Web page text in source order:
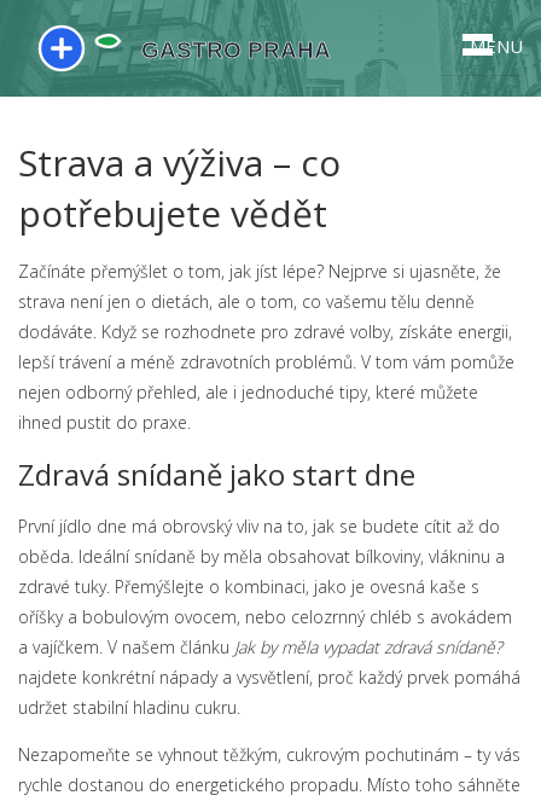
MENU
Strava a výživa – co
potřebujete vědět
Začínáte přemýšlet o tom, jak jíst lépe? Nejprve si ujasněte, že
strava není jen o dietách, ale o tom, co vašemu tělu denně
dodáváte. Když se rozhodnete pro zdravé volby, získáte energii,
lepší trávení a méně zdravotních problémů. V tom vám pomůže
nejen odborný přehled, ale i jednoduché tipy, které můžete
ihned pustit do praxe.
Zdravá snídaně jako start dne
První jídlo dne má obrovský vliv na to, jak se budete cítit až do
oběda. Ideální snídaně by měla obsahovat bílkoviny, vlákninu a
zdravé tuky. Přemýšlejte o kombinaci, jako je ovesná kaše s
oříšky a bobulovým ovocem, nebo celozrnný chléb s avokádem
a vajíčkem. V našem článku Jak by měla vypadat zdravá snídaně?
najdete konkrétní nápady a vysvětlení, proč každý prvek pomáhá
udržet stabilní hladinu cukru.
Nezapomeňte se vyhnout těžkým, cukrovým pochutinám – ty vás
rychle dostanou do energetického propadu. Místo toho sáhněte